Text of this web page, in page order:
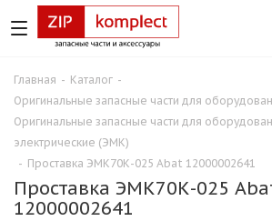
Главная - Каталог -
Оригинальные запасные части для
Оригинальные запасные части для
электрические (ЭМК)
- Проставка ЭМК70К-025 Abat 12000002641
Проставка ЭМК70К-025
12000002641